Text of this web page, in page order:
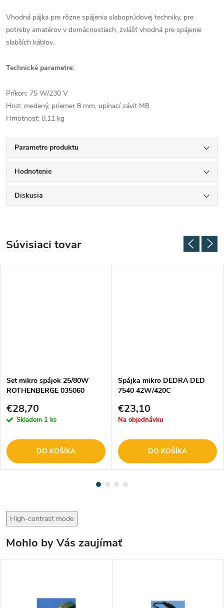
Vhodná pájka pre rôzne spájenia slaboprúdovej techniky, pre
potreby amatérov v domácnostiach, zvlášť vhodná pre spájenie
slabších káblov.
Technické parametre:
Príkon: 75 W/230 V
Hrot: medený, priemer 8 mm, upínací závit M8
Hmotnosť: 0,11 kg
Parametre produktu
Hodnotenie
Diskusia
Súvisiaci tovar
Set mikro spájok 25/80W
ROTHENBERGE 035060
€28,70
Skladom 1 ks
DO KOŠÍKA
Spájka mikro DEDRA DED
7540 42W/420C
€23,10
Na objednávku
DO KOŠÍKA
High-contrast mode
Mohlo by Vás zaujímať